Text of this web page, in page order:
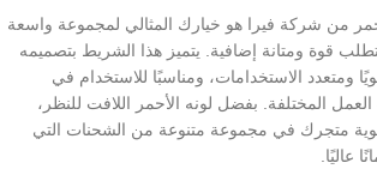
من شركة فيرا هو خيارك المثالي لمجموعة واسعة
قوة ومتانة إضافية. يتميز هذا الشريط بتصميمه
ومتعدد الاستخدامات، ومناسبًا للاستخدام في
العمل المختلفة. بفضل لونه الأحمر اللافت للنظر،
متجرك في مجموعة متنوعة من الشحنات التي
عاليًا.